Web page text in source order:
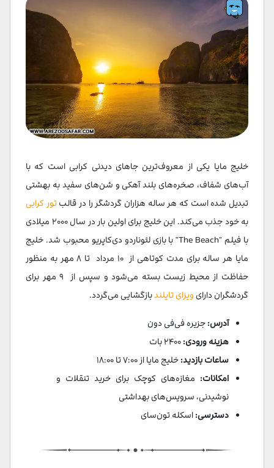
غار خائو مای کاو
خلیج فانگ انگا در پارک ملی آنگ تونگ
پناهگاه فیل‌ در کرابی
فان‌ پارک کرابی
سخن پایانی
سوالات متداول
خلیج مایا یکی از معروف‌ترین جاهای دیدنی کرابی است که با
آب‌های شفاف، صخره‌های بلند آهکی و شن‌های سفید به بهشتی
تبدیل شده است که هر ساله هزاران گردشگر را در قالب تور کرابی
به خود جذب می‌کند. این خلیج برای اولین بار در سال ۲۰۰۰ میلادی
با فیلم "The Beach" با بازی لئوناردو دی‌کاپریو محبوب شد. خلیج
مایا هر ساله برای مدت کوتاهی از ۱۰ مرداد تا ۸ مهر به منظور
حفاظت از محیط زیست بسته می‌شود و سپس از ۹ مهر برای
گردشگران دارای ویزای تایلندبازگشایی می‌گردد.
آدرس:جزیره فی‌فی دون
هزینه ورودی:
ساعات بازدید:خلیج مایا از ۷:۰۰ تا ۱۸:۰۰
امکانات: مغازه‌های کوچک برای خرید تنقلات و
نوشیدنی، سرویس‌های بهداشتی
دسترسی:اسکله تون‌سای